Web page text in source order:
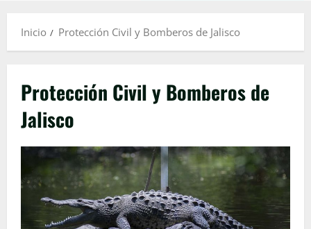
Inicio Protección Civil y Bomberos de Jalisco
Protección Civil y Bomberos de
Jalisco